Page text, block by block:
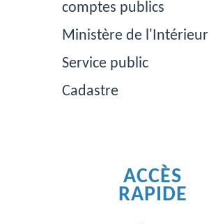
comptes publics
Ministère de l'Intérieur
Service public
Cadastre
ACCÈS
RAPIDE